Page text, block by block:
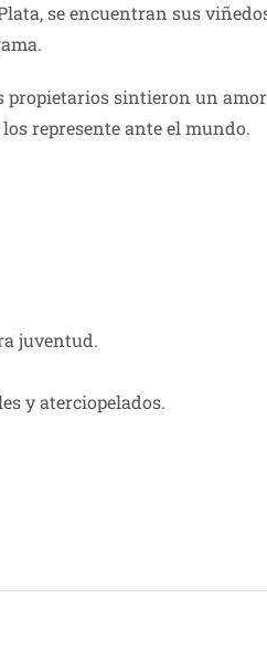
se encuentran sus
sintieron un
represente ante el mundo.
juventud.
y aterciopelados.